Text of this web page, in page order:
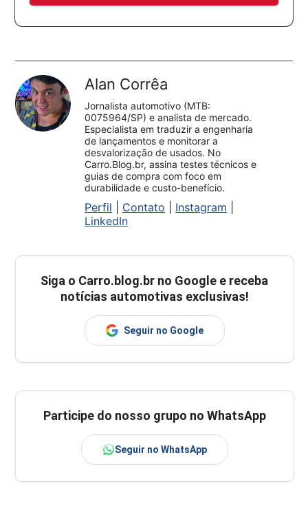
Alan Corrêa
Jornalista automotivo (MTB:
0075964/SP) e analista de mercado.
Especialista em traduzir a engenharia
de lançamentos e monitorar a
desvalorização de usados. No
Carro.Blog.br, assina testes técnicos e
guias de compra com foco em
durabilidade e custo-benefício.
Perfil Contato Instagram
LinkedIn
Siga o Carro.blog.br no Google e receba
notícias automotivas exclusivas!
Seguir no Google
Participe do nosso grupo no WhatsApp
Seguir no WhatsApp